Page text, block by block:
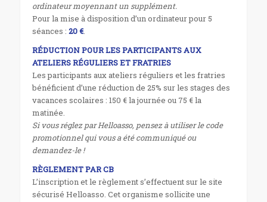
ordinateur moyennant un supplément.
Pour la mise à disposition d’un ordinateur pour 5
séances : 20 €.
RÉDUCTION POUR LES PARTICIPANTS AUX
ATELIERS RÉGULIERS ET FRATRIES
Les participants aux ateliers réguliers et les fratries
bénéficient d’une réduction de 25% sur les stages des
vacances scolaires : 150 € la journée ou 75 € la
matinée.
Si vous réglez par Helloasso, pensez à utiliser le code
promotionnel qui vous a été communiqué ou
demandez-le !
RÈGLEMENT PAR CB
L’inscription et le règlement s’effectuent sur le site
sécurisé Helloasso. Cet organisme sollicite une